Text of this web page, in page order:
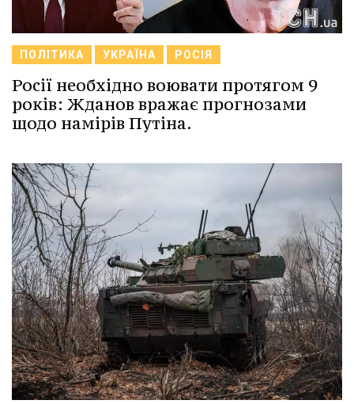
ПОЛІТИКА УКРАЇНА РОСІЯ
Росії необхідно воювати протягом 9
років: Жданов вражає прогнозами
щодо намірів Путіна.